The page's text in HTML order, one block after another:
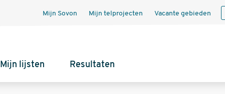
Mijn Sovon Mijn telprojecten Vacante gebieden
Mijn lijsten Resultaten